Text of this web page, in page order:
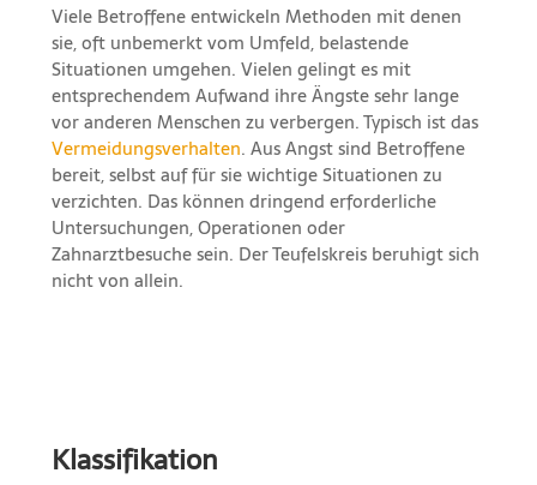
Viele Betroffene entwickeln Methoden mit denen
sie, oft unbemerkt vom Umfeld, belastende
Situationen umgehen. Vielen gelingt es mit
entsprechendem Aufwand ihre Ängste sehr lange
vor anderen Menschen zu verbergen. Typisch ist das
Vermeidungsverhalten. Aus Angst sind Betroffene
bereit, selbst auf für sie wichtige Situationen zu
verzichten. Das können dringend erforderliche
Untersuchungen, Operationen oder
Zahnarztbesuche sein. Der Teufelskreis beruhigt sich
nicht von allein.
Klassifikation